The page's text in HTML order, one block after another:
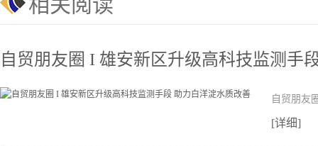
自贸朋友圈 I 雄安新区升级高科技监测手
自贸朋友
[详细]